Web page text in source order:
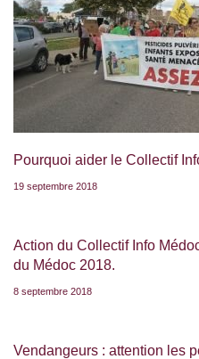
Pourquoi aider le Collectif
19 septembre 2018
Action du Collectif Info
du Médoc 2018.
8 septembre 2018
Vendangeurs : attention les